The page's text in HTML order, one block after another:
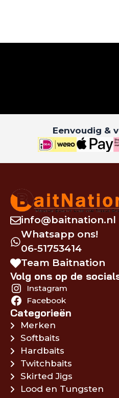
Eenvoudig &
info@baitnation.nl
Whatsapp ons!
06-51753414
Team Baitnation
Volg ons op de
Instagram
Facebook
Categorieën
Merken
Softbaits
Hardbaits
Twitchbaits
Skirted Jigs
Lood en Tungsten